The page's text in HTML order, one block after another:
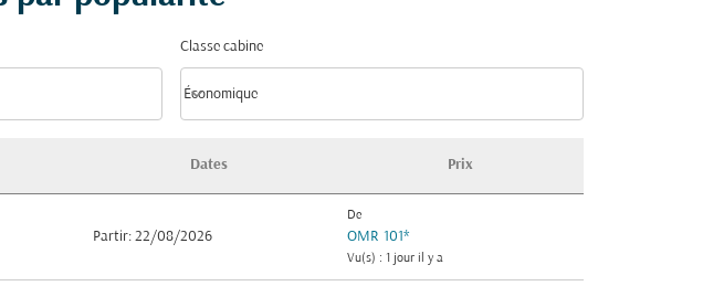
Classe cabine
Classe cabine option Économique Selected
Économique
keyboard_arrow_down
Dates Prix
Partir: 22/08/2026
De
OMR 101*
Vu(s) : 1 jour il y a